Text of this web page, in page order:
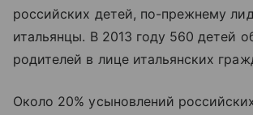
российских детей, по-прежнему
итальянцы. В 2013 году 560 детей
родителей в лице итальянских
Около 20% усыновлений